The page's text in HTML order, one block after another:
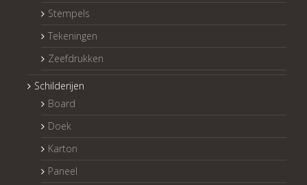
Stempels
Tekeningen
Zeefdrukken
Schilderijen
Board
Doek
Karton
Paneel